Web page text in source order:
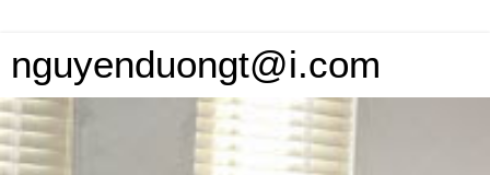
nguyenduongt@i.com